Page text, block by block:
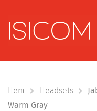
Hem Headsets
Warm Gray